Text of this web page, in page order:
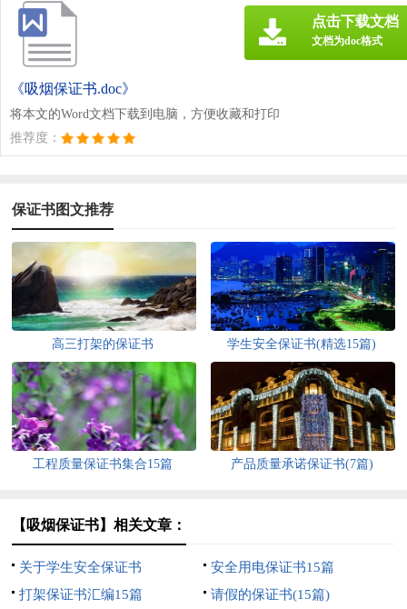
《吸烟保证书.doc》
将本文的Word文档下载到电脑，方便收藏和打印
推荐度：
点击下载文档
文档为doc格式
保证书图文推荐
高三打架的保证书 学生安全保证书(精选15篇)
工程质量保证书集合15篇 产品质量承诺保证书(7篇)
【吸烟保证书】相关文章：
关于学生安全保证书
安全用电保证书15篇
打架保证书汇编15篇
请假的保证书(15篇)